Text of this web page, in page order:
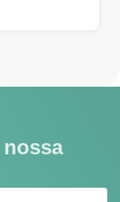
nossa